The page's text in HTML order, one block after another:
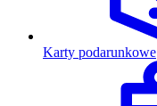
Karty podarunkowe